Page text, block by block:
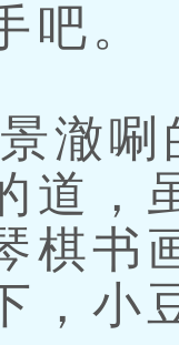
吧。
澈唰
道，
棋书
，小